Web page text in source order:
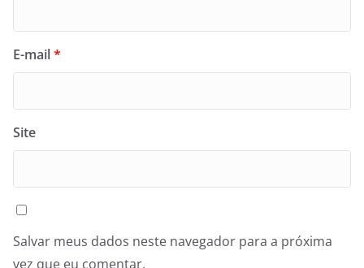
E-mail*
Site
Salvar meus dados neste navegador para a próxima
vez que eu comentar.